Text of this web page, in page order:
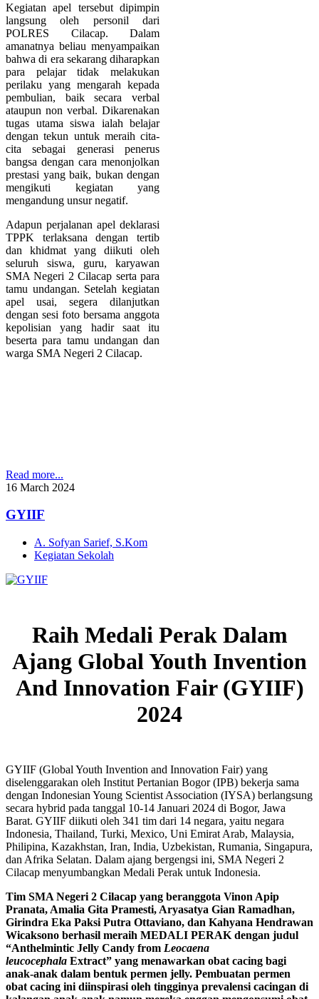
Kegiatan apel tersebut dipimpin
langsung oleh personil dari
POLRES Cilacap. Dalam
amanatnya beliau menyampaikan
bahwa di era sekarang diharapkan
para pelajar tidak melakukan
perilaku yang mengarah kepada
pembulian, baik secara verbal
ataupun non verbal. Dikarenakan
tugas utama siswa ialah belajar
dengan tekun untuk meraih cita-
cita sebagai generasi penerus
bangsa dengan cara menonjolkan
prestasi yang baik, bukan dengan
mengikuti kegiatan yang
mengandung unsur negatif.
Adapun perjalanan apel deklarasi
TPPK terlaksana dengan tertib
dan khidmat yang diikuti oleh
seluruh siswa, guru, karyawan
SMA Negeri 2 Cilacap serta para
tamu undangan. Setelah kegiatan
apel usai, segera dilanjutkan
dengan sesi foto bersama anggota
kepolisian yang hadir saat itu
beserta para tamu undangan dan
warga SMA Negeri 2 Cilacap.
Read more...
16 March 2024
GYIIF
A. Sofyan Sarief, S.Kom
Kegiatan Sekolah
Raih Medali Perak Dalam
Ajang Global Youth Invention
And Innovation Fair (GYIIF)
2024
GYIIF (Global Youth Invention and Innovation Fair) yang
diselenggarakan oleh Institut Pertanian Bogor (IPB) bekerja sama
dengan Indonesian Young Scientist Association (IYSA) berlangsung
secara hybrid pada tanggal 10-14 Januari 2024 di Bogor, Jawa
Barat. GYIIF diikuti oleh 341 tim dari 14 negara, yaitu negara
Indonesia, Thailand, Turki, Mexico, Uni Emirat Arab, Malaysia,
Philipina, Kazakhstan, Iran, India, Uzbekistan, Rumania, Singapura,
dan Afrika Selatan. Dalam ajang bergengsi ini, SMA Negeri 2
Cilacap menyumbangkan Medali Perak untuk Indonesia.
Tim SMA Negeri 2 Cilacap yang beranggota Vinon Apip
Pranata, Amalia Gita Pramesti, Aryasatya Gian Ramadhan,
Girindra Eka Paksi Putra Ottaviano, dan Kahyana Hendrawan
Wicaksono berhasil meraih MEDALI PERAK dengan judul
“Anthelmintic Jelly Candy from Leocaena
leucocephala Extract” yang menawarkan obat cacing bagi
anak-anak dalam bentuk permen jelly. Pembuatan permen
obat cacing ini diinspirasi oleh tingginya prevalensi cacingan di